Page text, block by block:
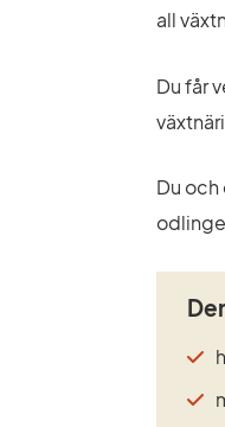
all
Du får
Du